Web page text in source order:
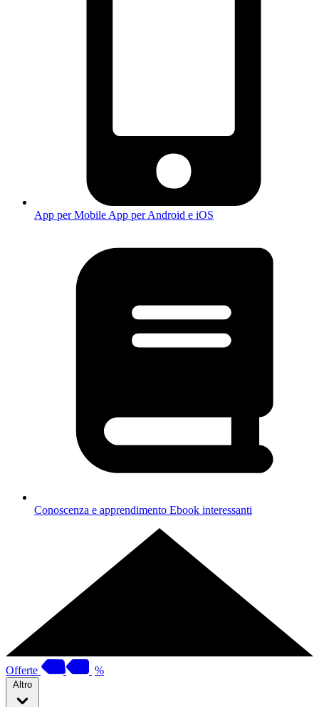
App per Mobile App per Android e iOS
Conoscenza e apprendimento Ebook interessanti
Offerte %
Altro